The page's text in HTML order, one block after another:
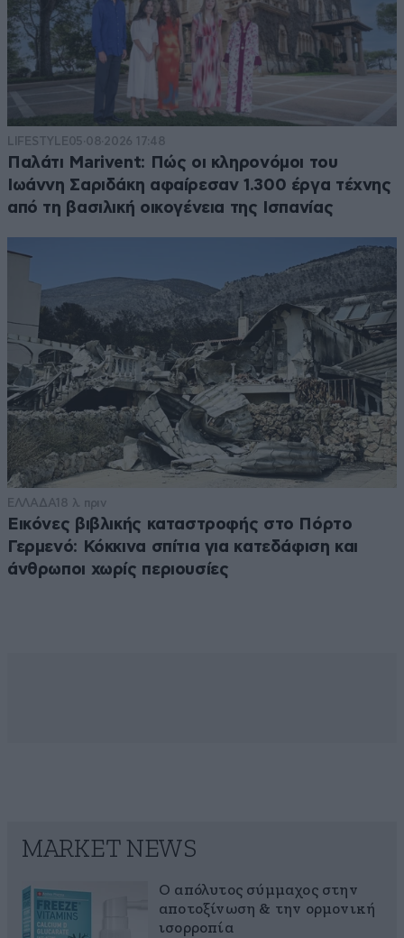
LIFESTYLE05·08·2026 17:48
Παλάτι Marivent: Πώς οι κληρονόμοι του
Ιωάννη Σαριδάκη αφαίρεσαν 1.300 έργα τέχνης
από τη βασιλική οικογένεια της Ισπανίας
ΕΛΛΑΔΑ18 λ. πριν
Εικόνες βιβλικής καταστροφής στο Πόρτο
Γερμενό: Κόκκινα σπίτια για κατεδάφιση και
άνθρωποι χωρίς περιουσίες
MARKET NEWS
Ο απόλυτος σύμμαχος στην
αποτοξίνωση & την ορμονική
ισορροπία